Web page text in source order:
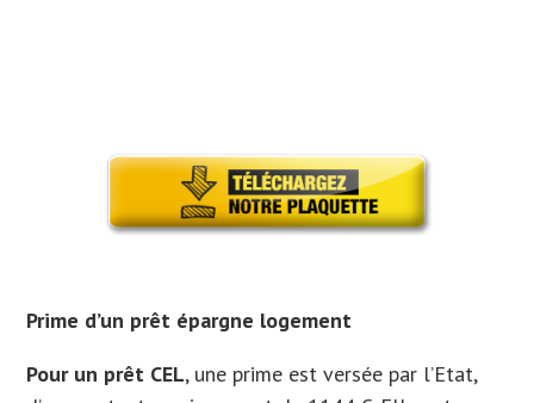
Prime d’un prêt épargne logement
Pour un prêt CEL, une prime est versée par l’Etat,